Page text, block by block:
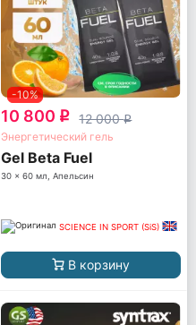
-10%
10 800 q 12 000q
Энергетический гель
Gel Beta Fuel
30 x 60 мл, Апельсин
SCIENCE IN SPORT (SiS)
В корзину